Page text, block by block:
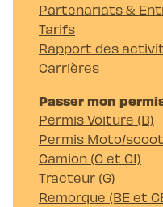
Partenariats &
Tarifs
Rapport des
Carrières
Passer mon
Permis Voiture (B)
Permis Moto/
Camion (C et C1)
Tracteur (G)
Remorque (BE et